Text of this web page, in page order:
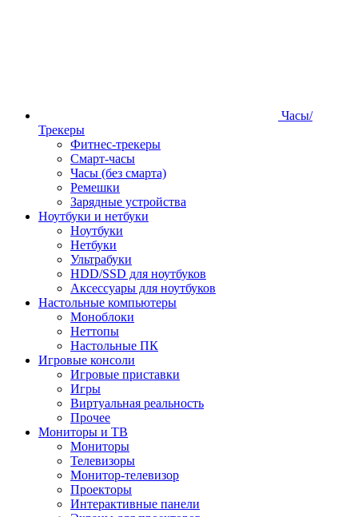
Часы/
Трекеры
Фитнес-трекеры
Смарт-часы
Часы (без смарта)
Ремешки
Зарядные устройства
Ноутбуки и нетбуки
Ноутбуки
Нетбуки
Ультрабуки
HDD/SSD для ноутбуков
Аксессуары для ноутбуков
Настольные компьютеры
Моноблоки
Неттопы
Настольные ПК
Игровые консоли
Игровые приставки
Игры
Виртуальная реальность
Прочее
Мониторы и ТВ
Мониторы
Телевизоры
Монитор-телевизор
Проекторы
Интерактивные панели